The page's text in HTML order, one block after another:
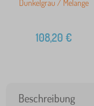
Dunkelgrau / Melange
108,20 €
Beschreibung